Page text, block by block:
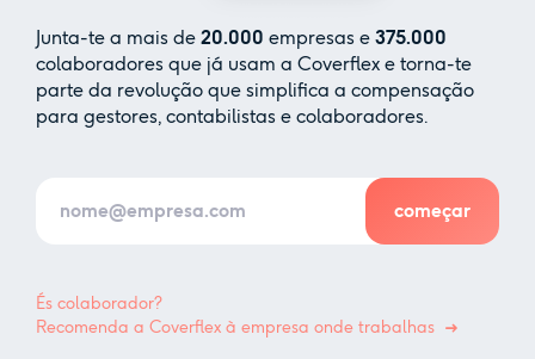
Junta-te a mais de 20.000 empresas e 375.000
colaboradores que já usam a Coverflex e torna-te
parte da revolução que simplifica a compensação
para gestores, contabilistas e colaboradores.
És colaborador?
Recomenda a Coverflex à empresa onde trabalhas